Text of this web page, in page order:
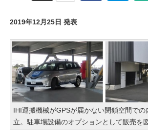
2019年12月25日 発表
IHI運搬機械がGPSが届かない閉鎖空間で
立。駐車場設備のオプションとして販売を